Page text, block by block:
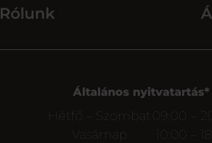
Rólunk
Általános nyitvatartás*
Hétfő – Szombat
09:00 –
Vasárnap
10:00 –